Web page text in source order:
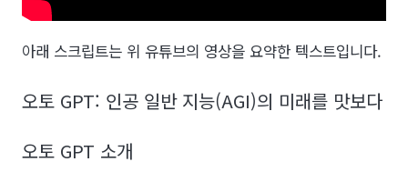
아래 스크립트는 위 유튜브의 영상을 요약한 텍스트입니다.
오토 GPT: 인공 일반 지능(AGI)의 미래를 맛보다
오토 GPT 소개